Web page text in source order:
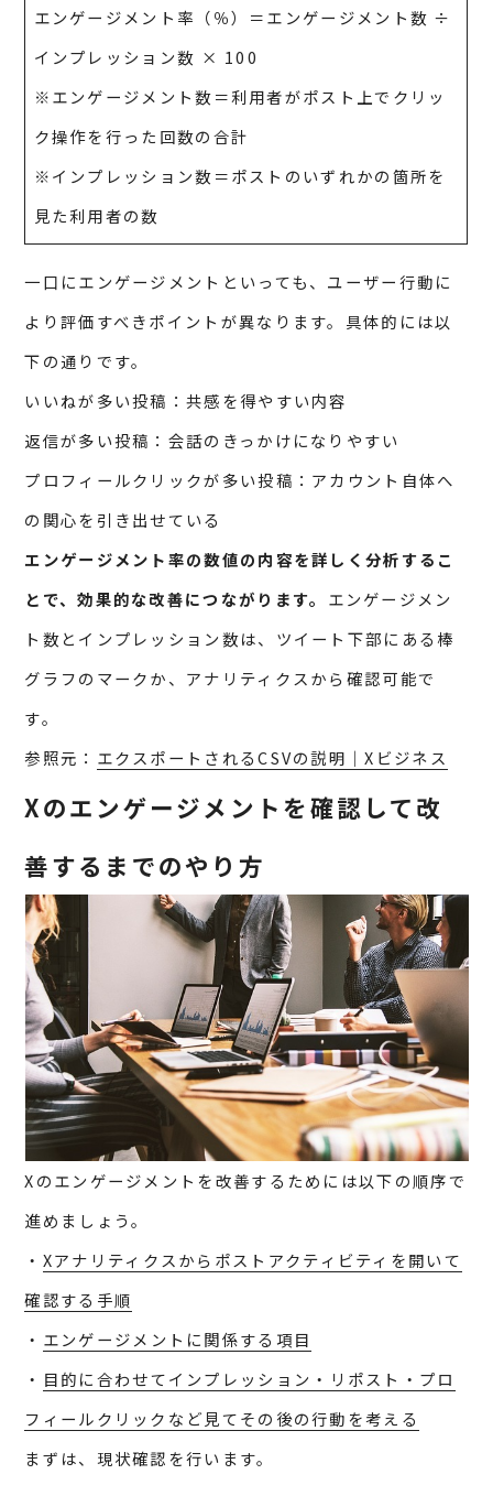
エンゲージメント率（％）＝エンゲージメント数 ÷
インプレッション数 × 100
※エンゲージメント数＝利用者がポスト上でクリッ
ク操作を行った回数の合計
※インプレッション数＝ポストのいずれかの箇所を
見た利用者の数
一口にエンゲージメントといっても、ユーザー行動に
より評価すべきポイントが異なります。具体的には以
下の通りです。
いいねが多い投稿：共感を得やすい内容
返信が多い投稿：会話のきっかけになりやすい
プロフィールクリックが多い投稿：アカウント自体へ
の関心を引き出せている
エンゲージメント率の数値の内容を詳しく分析するこ
とで、効果的な改善につながります。 エンゲージメン
ト数とインプレッション数は、ツイート下部にある棒
グラフのマークか、アナリティクスから確認可能で
す。
参照元： エクスポートされるCSVの説明｜Xビジネス
Xのエンゲージメントを確認して改
善するまでのやり方
Xのエンゲージメントを改善するためには以下の順序で
進めましょう。
・ Xアナリティクスからポストアクティビティを開いて
確認する手順
・ エンゲージメントに関係する項目
・ 目的に合わせてインプレッション・リポスト・プロ
フィールクリックなど見てその後の行動を考える
まずは、現状確認を行います。